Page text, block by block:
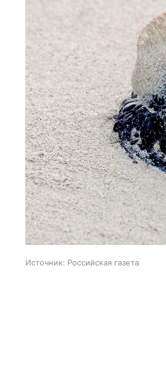
Источник: Российская газета